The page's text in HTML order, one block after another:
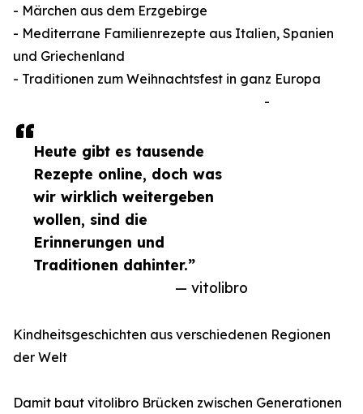
Heute gibt es tausende
Rezepte online, doch was
wir wirklich weitergeben
wollen, sind die
Erinnerungen und
Traditionen dahinter.”
— vitolibro
- Märchen aus dem Erzgebirge
- Mediterrane Familienrezepte aus Italien, Spanien
und Griechenland
- Traditionen zum Weihnachtsfest in ganz Europa
-
Kindheitsgeschichten aus verschiedenen Regionen
der Welt
Damit baut vitolibro Brücken zwischen Generationen